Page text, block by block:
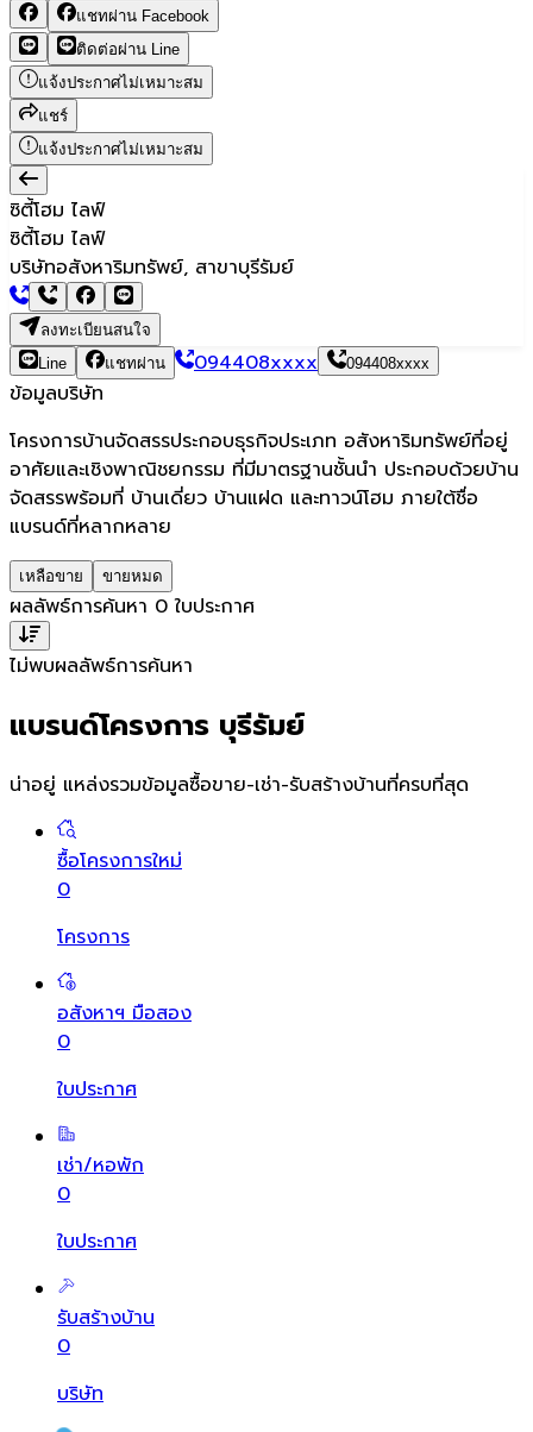
แชทผ่าน Facebook
ติดต่อผ่าน Line
แจ้งประกาศไม่เหมาะสม
แชร์
แจ้งประกาศไม่เหมาะสม
ซิตี้โฮม ไลฟ์
ซิตี้โฮม ไลฟ์
บริษัทอสังหาริมทรัพย์, สาขาบุรีรัมย์
ลงทะเบียนสนใจ
Line
แชทผ่าน 094408xxxx 094408xxxx
ข้อมูลบริษัท
โครงการบ้านจัดสรรประกอบธุรกิจประเภท อสังหาริมทรัพย์ที่อยู่
อาศัยและเชิงพาณิชยกรรม ที่มีมาตรฐานชั้นนำ ประกอบด้วยบ้าน
จัดสรรพร้อมที่ บ้านเดี่ยว บ้านแฝด และทาวน์โฮม ภายใต้ชื่อ
แบรนด์ที่หลากหลาย
เหลือขาย ขายหมด
ผลลัพธ์การค้นหา 0 ใบประกาศ
ไม่พบผลลัพธ์การค้นหา
แบรนด์โครงการ บุรีรัมย์
น่าอยู่ แหล่งรวมข้อมูลซื้อขาย-เช่า-รับสร้างบ้านที่ครบที่สุด
ซื้อโครงการใหม่
0
โครงการ
อสังหาฯ มือสอง
0
ใบประกาศ
เช่า/หอพัก
0
ใบประกาศ
รับสร้างบ้าน
0
บริษัท